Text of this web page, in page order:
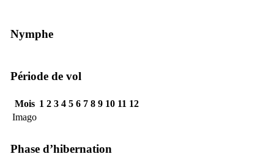
Nymphe
Période de vol
Mois 1 2 3 4 5 6 7 8 9 10 11 12
Imago
Phase d’hibernation